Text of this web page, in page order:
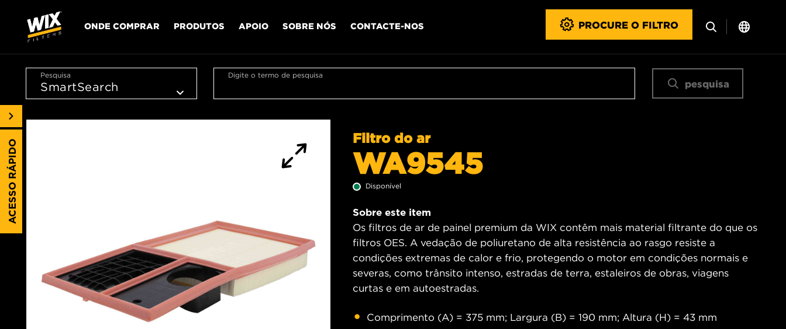
ONDE COMPRAR PRODUTOS APOIO SOBRE NÓS CONTACTE-NOS PROCURE O FILTRO
Pesquisa Digite o termo de pesquisa
pesquisa
Filtro do ar
WA9545
Disponível
Sobre este item
Os filtros de ar de painel premium da WIX contêm mais material filtrante do que os
filtros OES. A vedação de poliuretano de alta resistência ao rasgo resiste a
condições extremas de calor e frio, protegendo o motor em condições normais e
severas, como trânsito intenso, estradas de terra, estaleiros de obras, viagens
curtas e em autoestradas.
Comprimento (A) = 375 mm; Largura (B) = 190 mm; Altura (H) = 43 mm
ACESSO RÁPIDO